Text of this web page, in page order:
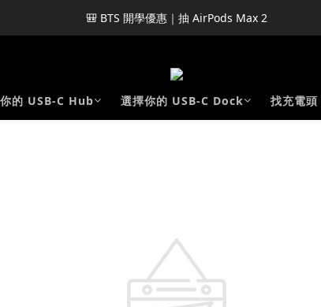
🎒 BTS 開學優惠｜抽 AirPods Max 2
的 USB-C Hub 選擇你的 USB-C Dock 找充電頭